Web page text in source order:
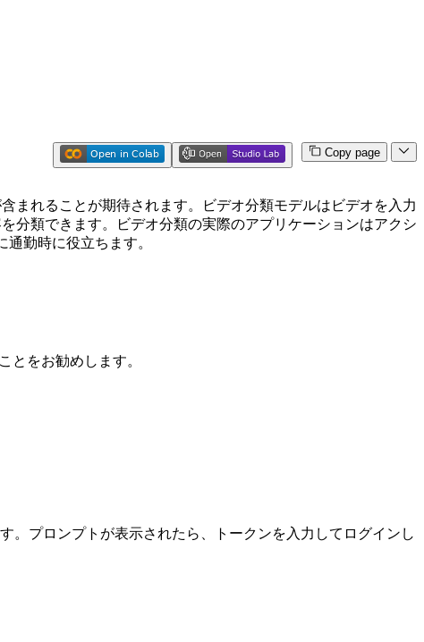
Copy page
まれることが期待されます。ビデオ分類モデルはビデオを入力
分類できます。ビデオ分類の実際のアプリケーションはアクシ
勤時に役立ちます。
とをお勧めします。
。プロンプトが表示されたら、トークンを入力してログインし